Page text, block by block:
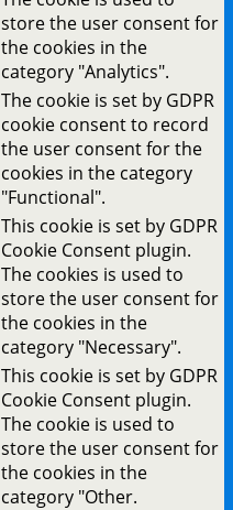
store the user consent for
the cookies in the
category "Analytics".
The cookie is set by GDPR
cookie consent to record
the user consent for the
cookies in the category
"Functional".
This cookie is set by GDPR
Cookie Consent plugin.
The cookies is used to
store the user consent for
the cookies in the
category "Necessary".
This cookie is set by GDPR
Cookie Consent plugin.
The cookie is used to
store the user consent for
the cookies in the
category "Other.